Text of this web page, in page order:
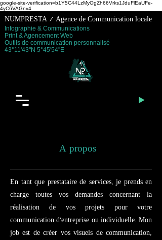
google-site-verification=b1Y5C44LzMyOgZh66Vrks1JduFlEaUFe-
4yC6VAGnv4
NUMPRESTA / Agence de Communication locale
Infographie & Communications
Print & Agencement Web
Outils de communication personnalisé
43°11'43''N 5°45'54''E
A propos
En tant que prestataire de services, je prends en
charge toutes vos demandes concernant la
réalisation de vos projets pour votre
communication d'entreprise ou individuelle. Mon
job est de créer vos visuels de communication,